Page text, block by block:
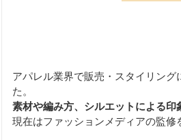
アパレル業界で販売・スタイリン
た。
素材や編み方、シルエットによる
現在はファッションメディアの監修